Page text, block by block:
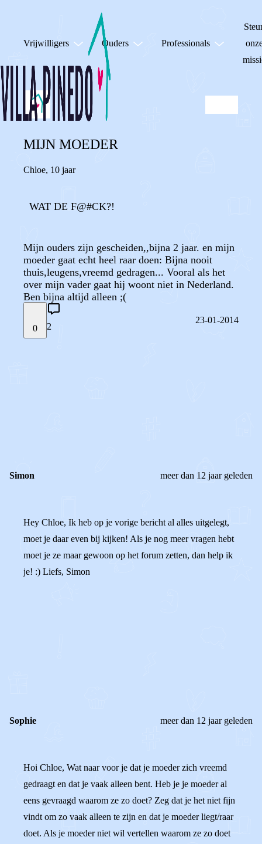
Vrijwilligers Ouders Professionals
MIJN MOEDER
Chloe, 10 jaar
WAT DE F@#CK?!
Mijn ouders zijn gescheiden,,bijna 2 jaar. en mijn
moeder gaat echt heel raar doen: Bijna nooit
thuis,leugens,vreemd gedragen... Vooral als het
over mijn vader gaat hij woont niet in Nederland.
Ben bijna altijd alleen ;(
0 2
23-01-2014
Simon meer dan 12 jaar geleden
Hey Chloe, Ik heb op je vorige bericht al alles uitgelegt,
moet je daar even bij kijken! Als je nog meer vragen hebt
moet je ze maar gewoon op het forum zetten, dan help ik
je! :) Liefs, Simon
Sophie meer dan 12 jaar geleden
Hoi Chloe, Wat naar voor je dat je moeder zich vreemd
gedraagt en dat je vaak alleen bent. Heb je je moeder al
eens gevraagd waarom ze zo doet? Zeg dat je het niet fijn
vindt om zo vaak alleen te zijn en dat je moeder liegt/raar
doet. Als je moeder niet wil vertellen waarom ze zo doet